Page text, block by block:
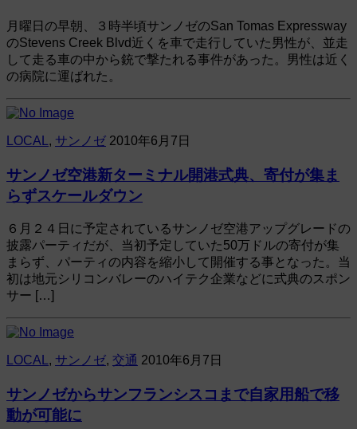
月曜日の早朝、３時半頃サンノゼのSan Tomas Expressway
のStevens Creek Blvd近くを車で走行していた男性が、並走
して走る車の中から銃で撃たれる事件があった。男性は近く
の病院に運ばれた。
LOCAL , サンノゼ 2010年6月7日
サンノゼ空港新ターミナル開港式典、寄付が集ま
らずスケールダウン
６月２４日に予定されているサンノゼ空港アップグレードの
披露パーティだが、当初予定していた50万ドルの寄付が集
まらず、パーティの内容を縮小して開催する事となった。当
初は地元シリコンバレーのハイテク企業などに式典のスポン
サー […]
LOCAL, サンノゼ, 交通 2010年6月7日
サンノゼからサンフランシスコまで自家用船で移
動が可能に